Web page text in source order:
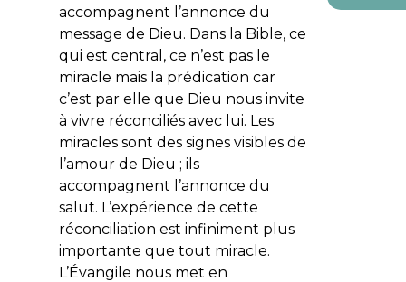
accompagnent l’annonce du
message de Dieu. Dans la Bible, ce
qui est central, ce n’est pas le
miracle mais la prédication car
c’est par elle que Dieu nous invite
à vivre réconciliés avec lui. Les
miracles sont des signes visibles de
l’amour de Dieu ; ils
accompagnent l’annonce du
salut. L’expérience de cette
réconciliation est infiniment plus
importante que tout miracle.
L’Évangile nous met en